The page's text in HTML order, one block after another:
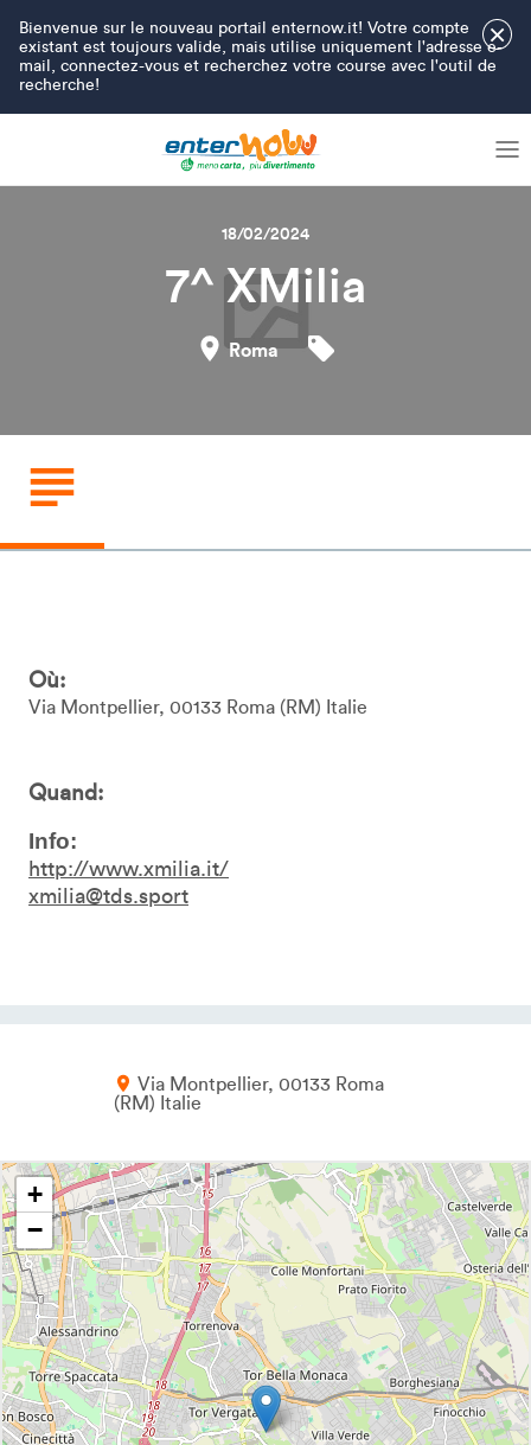
×
Bienvenue sur le nouveau portail enternow.it! Votre compte
existant est toujours valide, mais utilise uniquement l'adresse e-
mail, connectez-vous et recherchez votre course avec l'outil de
recherche!
18/02/2024
7^ XMilia
Roma
Où:
Via Montpellier 00133 Roma RM Italie
Quand:
Info:
http://www.xmilia.it/
xmilia@tds.sport
Via Montpellier 00133 Roma
RM Italie
+
−